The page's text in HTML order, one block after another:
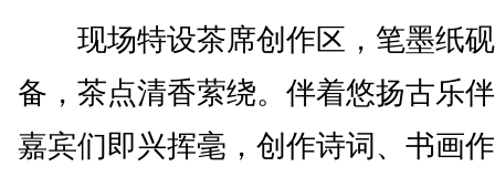
现场特设茶席创作区，笔墨纸
备，茶点清香萦绕。伴着悠扬古乐
嘉宾们即兴挥毫，创作诗词、书画